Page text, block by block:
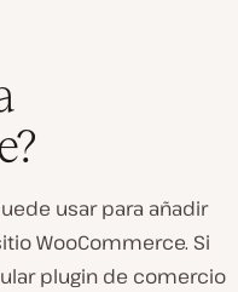
usar para añadir
WooCommerce. Si
plugin de comercio